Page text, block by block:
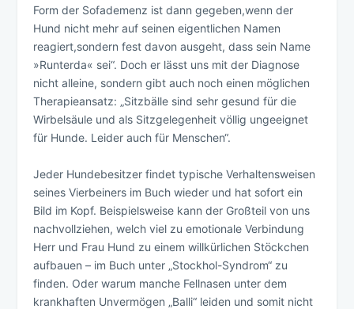
Form der Sofademenz ist dann gegeben,wenn der
Hund nicht mehr auf seinen eigentlichen Namen
reagiert,sondern fest davon ausgeht, dass sein Name
»Runterda« sei“. Doch er lässt uns mit der Diagnose
nicht alleine, sondern gibt auch noch einen möglichen
Therapieansatz: „Sitzbälle sind sehr gesund für die
Wirbelsäule und als Sitzgelegenheit völlig ungeeignet
für Hunde. Leider auch für Menschen“.
Jeder Hundebesitzer findet typische Verhaltensweisen
seines Vierbeiners im Buch wieder und hat sofort ein
Bild im Kopf. Beispielsweise kann der Großteil von uns
nachvollziehen, welch viel zu emotionale Verbindung
Herr und Frau Hund zu einem willkürlichen Stöckchen
aufbauen – im Buch unter „Stockhol-Syndrom“ zu
finden. Oder warum manche Fellnasen unter dem
krankhaften Unvermögen „Balli“ leiden und somit nicht